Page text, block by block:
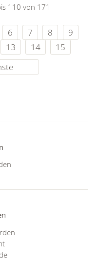
110 von 171
6 7 8
9
13 14
15